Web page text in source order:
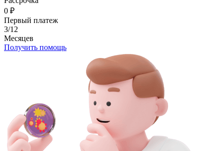
0 ₽
Первый платеж
3/12
Месяцев
Получить помощь